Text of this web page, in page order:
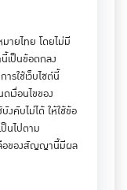
มโยง (Link)
านสามารถเชื่อม
จากบริษัทฯไม่ได้
งนั้นบริษัทฯจะไม่
หาเว็บไซต์ที่
มายไทย โดยไม่มี
ป็นข้อตกลง
รใช้เว็บไซต์นี้
เงื่อนไขของ
คับไม่ได้ ให้ใช้ข้อ
นไปตาม
อของสัญญานี้มีผล